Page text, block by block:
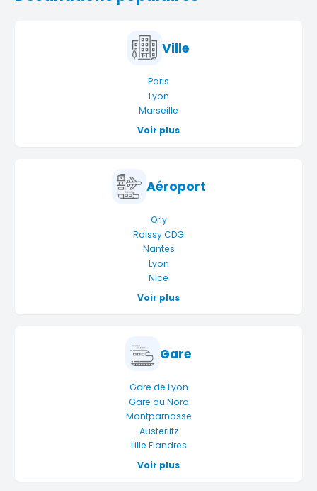
Ville
Paris
Lyon
Marseille
Voir plus
Aéroport
Orly
Roissy CDG
Nantes
Lyon
Nice
Voir plus
Gare
Gare de Lyon
Gare du Nord
Montparnasse
Austerlitz
Lille Flandres
Voir plus